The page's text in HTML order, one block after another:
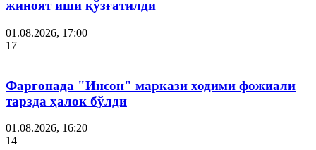
жиноят иши қўзғатилди
01.08.2026, 17:00
17
Фарғонада "Инсон" маркази ходими фожиали
тарзда ҳалок бўлди
01.08.2026, 16:20
14